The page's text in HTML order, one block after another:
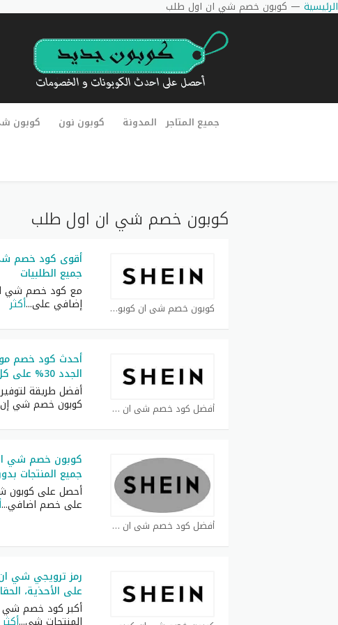
الرئيسية — كوبون خصم شي ان اول طلب
جميع المتاجر المدونة كوبون نون كوبون
كوبون خصم شي ان اول طلب
كوبون خصم شي ان كوبون
جميع الطلبيات
مع كود خصم شي
إضافي على...أكثر
أفضل كود خصم شي ان كوبون
أحدث كود خصم
الجدد 30% على كل طلبيات
أفضل طريقة
كوبون خصم شي إن
أفضل كود خصم شي ان كوبون
جميع المنتجات
أحصل على كوبون
على خصم اضافي...
على الأحذية،